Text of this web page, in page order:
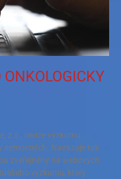
z.s., revize výzkumu
nemocných. Navazuje tak
zveřejněny na webových
výzkumu, který